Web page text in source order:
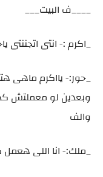
____ف البيت___
_اكرم :- انتى
_حور:- يااكرم
وبعدين لو معملتش
والف
_ملك:- انا اللى هعمل